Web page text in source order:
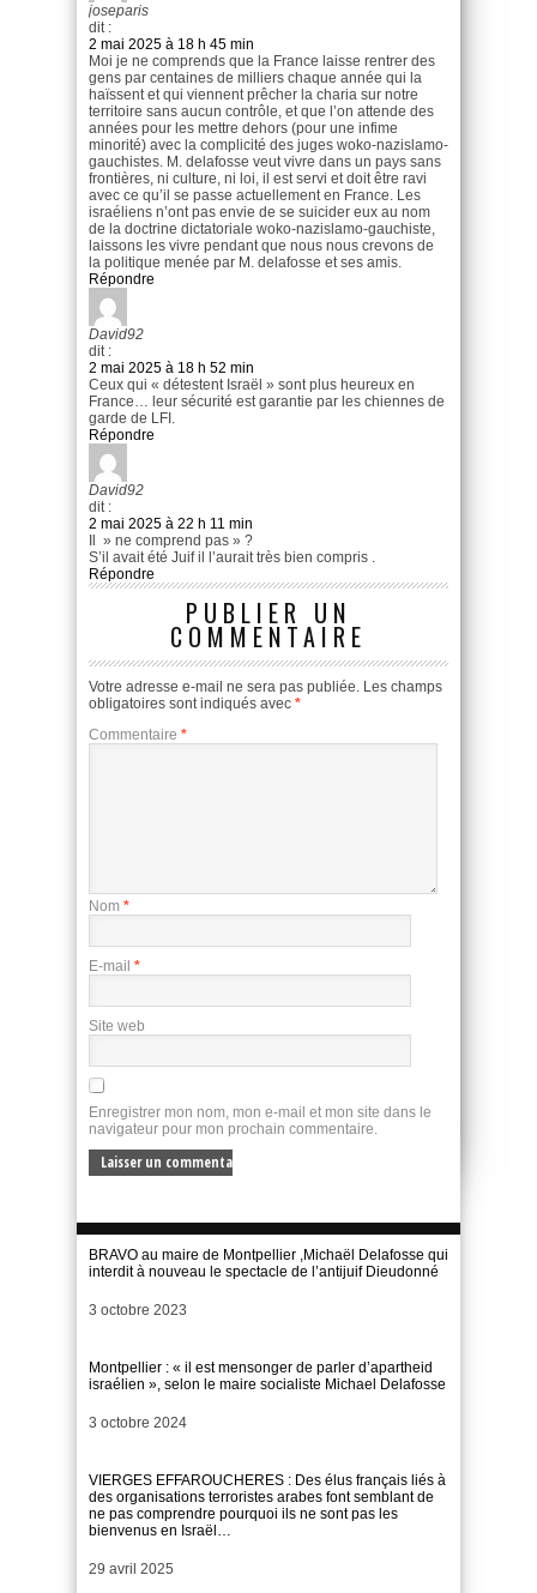
joseparis
dit :
2 mai 2025 à 18 h 45 min
Moi je ne comprends que la France laisse rentrer des
gens par centaines de milliers chaque année qui la
haïssent et qui viennent prêcher la charia sur notre
territoire sans aucun contrôle, et que l’on attende des
années pour les mettre dehors (pour une infime
minorité) avec la complicité des juges woko-nazislamo-
gauchistes. M. delafosse veut vivre dans un pays sans
frontières, ni culture, ni loi, il est servi et doit être ravi
avec ce qu’il se passe actuellement en France. Les
israéliens n’ont pas envie de se suicider eux au nom
de la doctrine dictatoriale woko-nazislamo-gauchiste,
laissons les vivre pendant que nous nous crevons de
la politique menée par M. delafosse et ses amis.
Répondre
David92
dit :
2 mai 2025 à 18 h 52 min
Ceux qui « détestent Israël » sont plus heureux en
France… leur sécurité est garantie par les chiennes de
garde de LFI.
Répondre
David92
dit :
2 mai 2025 à 22 h 11 min
Il » ne comprend pas » ?
S’il avait été Juif il l’aurait très bien compris .
Répondre
PUBLIER UN
COMMENTAIRE
Votre adresse e-mail ne sera pas publiée. Les champs
obligatoires sont indiqués avec *
Commentaire *
Nom *
E-mail *
Site web
Enregistrer mon nom, mon e-mail et mon site dans le
navigateur pour mon prochain commentaire.
BRAVO au maire de Montpellier ,Michaël Delafosse qui
interdit à nouveau le spectacle de l’antijuif Dieudonné
Date
3 octobre 2023
Montpellier : « il est mensonger de parler d’apartheid
israélien », selon le maire socialiste Michael Delafosse
Date
3 octobre 2024
VIERGES EFFAROUCHERES : Des élus français liés à
des organisations terroristes arabes font semblant de
ne pas comprendre pourquoi ils ne sont pas les
bienvenus en Israël…
Date
29 avril 2025